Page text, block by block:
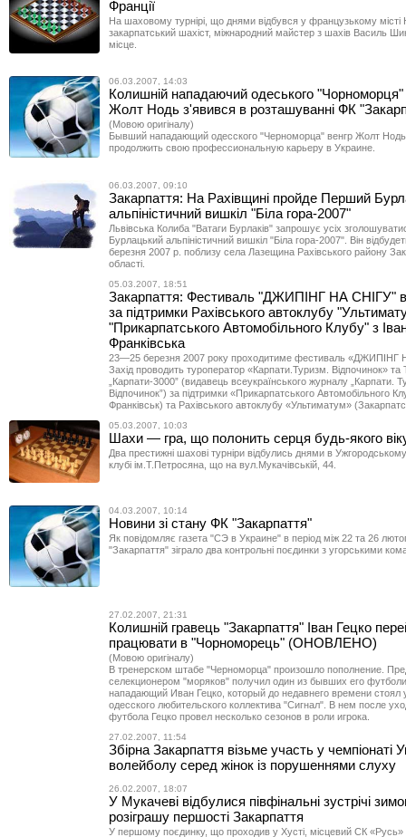
Франції
На шаховому турнірі, що днями відбувся у французькому місті
закарпатський шахіст, міжнародний майстер з шахів Василь
місце.
06.03.2007, 14:03
Колишній нападаючий одеського "Чорноморця"
Жолт Нодь з'явився в розташуванні ФК
(Мовою оригіналу)
Бывший нападающий одесского "Черноморца" венгр Жолт
продолжить свою профессиональную карьеру в Украине.
06.03.2007, 09:10
Закарпаття: На Рахівщині пройде Перший
альпіністичний вишкіл "Біла гора-2007"
Львівська Колиба "Ватаги Бурлаків" запрошує усіх
Бурлацький альпіністичний вишкіл "Біла гора-2007". Він
березня 2007 р. поблизу села Лазещина Рахівського району
області.
05.03.2007, 18:51
Закарпаття: Фестиваль "ДЖИПІНГ НА СНІГУ"
за підтримки Рахівського автоклубу
"Прикарпатського Автомобільного Клубу" з
Франківська
23—25 березня 2007 року проходитиме фестиваль «ДЖИПІНГ
Захід проводить туроператор «Карпати.Туризм. Відпочинок»
„Карпати-3000” (видавець всеукраїнського журналу „Карпати.
Відпочинок”) за підтримки «Прикарпатського Автомобільного
Франківськ) та Рахівського автоклубу «Ультиматум»
05.03.2007, 10:03
Шахи — гра, що полонить серця будь-якого
Два престижні шахові турніри відбулись днями в
клубі ім.Т.Петросяна, що на вул.Мукачівській, 44.
04.03.2007, 10:14
Новини зі стану ФК "Закарпаття"
Як повідомляє газета "СЭ в Украине" в період між 22 та 26
"Закарпаття" зіграло два контрольні поєдинки з угорськими
27.02.2007, 21:31
Колишній гравець "Закарпаття" Іван Гецко
працювати в "Чорноморець" (ОНОВЛЕНО)
(Мовою оригіналу)
В тренерском штабе "Черноморца" произошло пополнение.
селекционером "моряков" получил один из бывших его
нападающий Иван Гецко, который до недавнего времени стоял
одесского любительского коллектива "Сигнал". В нем после
футбола Гецко провел несколько сезонов в роли игрока.
27.02.2007, 11:54
Збірна Закарпаття візьме участь у чемпіонаті
волейболу серед жінок із порушеннями слуху
26.02.2007, 18:07
У Мукачеві відбулися півфінальні зустрічі
розіграшу першості Закарпаття
У першому поєдинку, що проходив у Хусті, місцевий СК